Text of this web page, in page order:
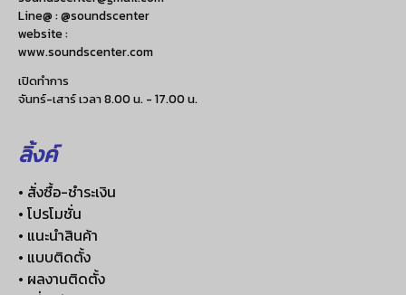
Line@ : @soundscenter
website :
www.soundscenter.com
เปิดทำการ
จันทร์-เสาร์ เวลา 8.00 น. - 17.00 น.
ลิ้งค์
• สั่งซื้อ-ชำระเงิน
• โปรโมชั่น
• แนะนำสินค้า
• แบบติดตั้ง
• ผลงานติดตั้ง